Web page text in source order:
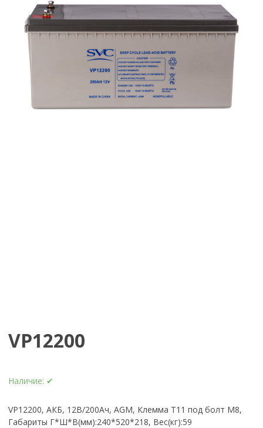
VP12200
Наличие: ✔
VP12200, АКБ, 12В/200Ач, AGM, Клемма T11 под болт М8,
Габариты Г*Ш*В(мм):240*520*218, Вес(кг):59